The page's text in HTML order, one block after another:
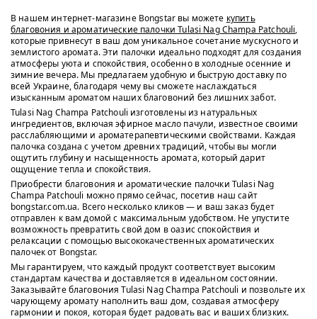
В нашем интернет-магазине Bongstar вы можете купить
благовония и ароматические палочки Tulasi Nag Champa Patchouli,
которые привнесут в ваш дом уникальное сочетание мускусного и
землистого аромата. Эти палочки идеально подходят для создания
атмосферы уюта и спокойствия, особенно в холодные осенние и
зимние вечера. Мы предлагаем удобную и быструю доставку по
всей Украине, благодаря чему вы сможете наслаждаться
изысканным ароматом наших благовоний без лишних забот.
Tulasi Nag Champa Patchouli изготовлены из натуральных
ингредиентов, включая эфирное масло пачули, известное своими
расслабляющими и ароматерапевтическими свойствами. Каждая
палочка создана с учетом древних традиций, чтобы вы могли
ощутить глубину и насыщенность аромата, который дарит
ощущение тепла и спокойствия.
Приобрести благовония и ароматические палочки Tulasi Nag
Champa Patchouli можно прямо сейчас, посетив наш сайт
bongstar.com.ua. Всего несколько кликов — и ваш заказ будет
отправлен к вам домой с максимальным удобством. Не упустите
возможность превратить свой дом в оазис спокойствия и
релаксации с помощью высококачественных ароматических
палочек от Bongstar.
Мы гарантируем, что каждый продукт соответствует высоким
стандартам качества и доставляется в идеальном состоянии.
Заказывайте благовония Tulasi Nag Champa Patchouli и позвольте их
чарующему аромату наполнить ваш дом, создавая атмосферу
гармонии и покоя, которая будет радовать вас и ваших близких.